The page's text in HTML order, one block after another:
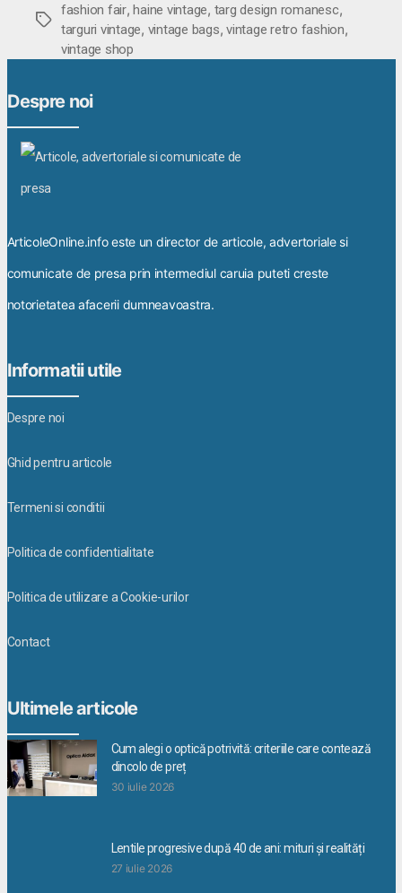
Etichete
fashion fair,haine vintage, targ design romanesc,
targuri vintage, vintage bags,vintage retro fashion,
vintage shop
Despre noi
ArticoleOnline.info este un director de articole, advertoriale si
comunicate de presa prin intermediul caruia puteti creste
notorietatea afacerii dumneavoastra.
Informatii utile
Despre noi
Ghid pentru articole
Termeni si conditii
Politica de confidentialitate
Politica de utilizare a Cookie-urilor
Contact
Ultimele articole
Cum alegi o optică potrivită: criteriile care contează
dincolo de preț
30 iulie 2026
Lentile progresive după 40 de ani: mituri și realități
27 iulie 2026